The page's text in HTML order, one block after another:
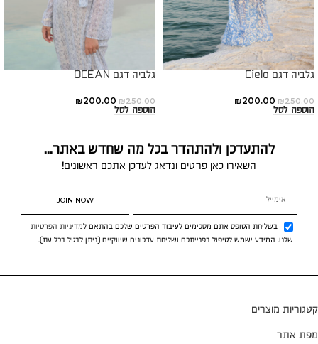
גלביה דגם Cielo
₪250.00
₪200.00
הוספה לסל
גלביה דגם OCEAN
₪250.00
₪200.00
הוספה לסל
להתעדכן ולהתהדר בכל מה שחדש באתר...
השאירו כאן פרטים ונדאג לעדכן אתכם ראשונים!
בשליחת הטופס אתם מסכימים לעיבוד הפרטים שלכם בהתאם למדיניות הפרטיות
שלנו. המידע ישמש לטיפול בפנייתכם ושליחת עדכונים שיווקיים (ניתן לבטל בכל עת).
JOIN NOW
קטגוריות מוצרים
מפת אתר